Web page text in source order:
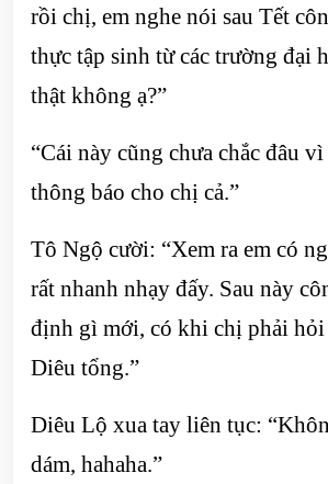
rồi chị, em nghe nói sau Tết
thực tập sinh từ các trường đại
thật không ạ?”
“Cái này cũng chưa chắc đâu
thông báo cho chị cả.”
Tô Ngộ cười: “Xem ra em có
rất nhanh nhạy đấy. Sau này
định gì mới, có khi chị phải hỏi
Diêu tổng.”
Diêu Lộ xua tay liên tục:
dám, hahaha.”